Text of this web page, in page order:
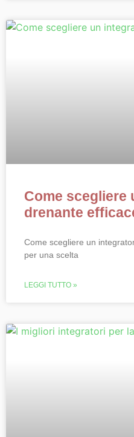
Come scegliere
drenante
Come scegliere un
per una scelta
LEGGI TUTTO »